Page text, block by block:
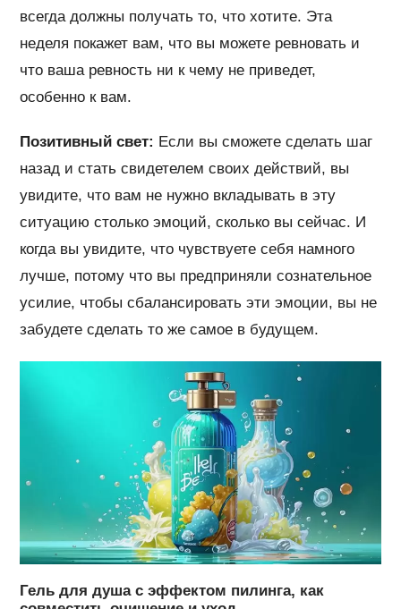
всегда должны получать то, что хотите. Эта
неделя покажет вам, что вы можете ревновать и
что ваша ревность ни к чему не приведет,
особенно к вам.
Позитивный свет: Если вы сможете сделать шаг
назад и стать свидетелем своих действий, вы
увидите, что вам не нужно вкладывать в эту
ситуацию столько эмоций, сколько вы сейчас. И
когда вы увидите, что чувствуете себя намного
лучше, потому что вы предприняли сознательное
усилие, чтобы сбалансировать эти эмоции, вы не
забудете сделать то же самое в будущем.
Гель для душа с эффектом пилинга, как